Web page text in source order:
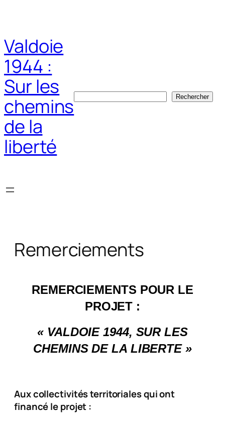
Valdoie
1944 :
Sur les
chemins
de la
liberté
Rechercher
Remerciements
REMERCIEMENTS POUR LE
PROJET :
« VALDOIE 1944, SUR LES
CHEMINS DE LA LIBERTE »
Aux collectivités territoriales qui ont
financé le projet :